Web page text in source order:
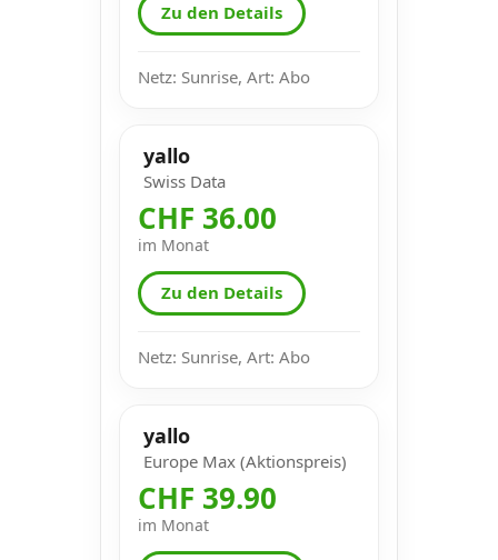
Zu den Details
Netz: Sunrise, Art: Abo
yallo
Swiss Data
CHF 36.00
im Monat
Zu den Details
Netz: Sunrise, Art: Abo
yallo
Europe Max (Aktionspreis)
CHF 39.90
im Monat